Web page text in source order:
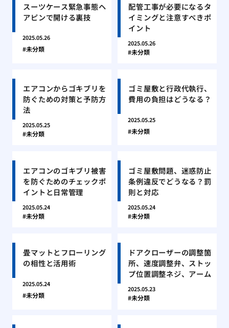
スーツケース緊急事態ヘ
アピンで開ける裏技
2025.05.26
未分類
配管工事が必要になるタ
イミングと注意すべきポ
イント
2025.05.26
未分類
エアコンからゴキブリを
防ぐための対策と予防方
法
2025.05.25
未分類
ゴミ屋敷と行政代執行、
費用の負担はどうなる？
2025.05.25
未分類
エアコンのゴキブリ被害
を防ぐためのチェックポ
イントと日常管理
2025.05.24
未分類
ゴミ屋敷問題、迷惑防止
条例違反でどうなる？罰
則と対応
2025.05.24
未分類
畳マットとフローリング
の相性と活用術
2025.05.24
未分類
ドアクローザーの調整箇
所、速度調整弁、ストッ
プ位置調整ネジ、アーム
2025.05.23
未分類